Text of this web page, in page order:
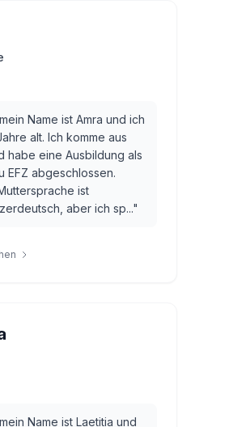
Name ist Amra und ich
alt. Ich komme aus
habe eine Ausbildung als
EFZ abgeschlossen.
ist
aber ich sp..."
Name ist Laetitia und